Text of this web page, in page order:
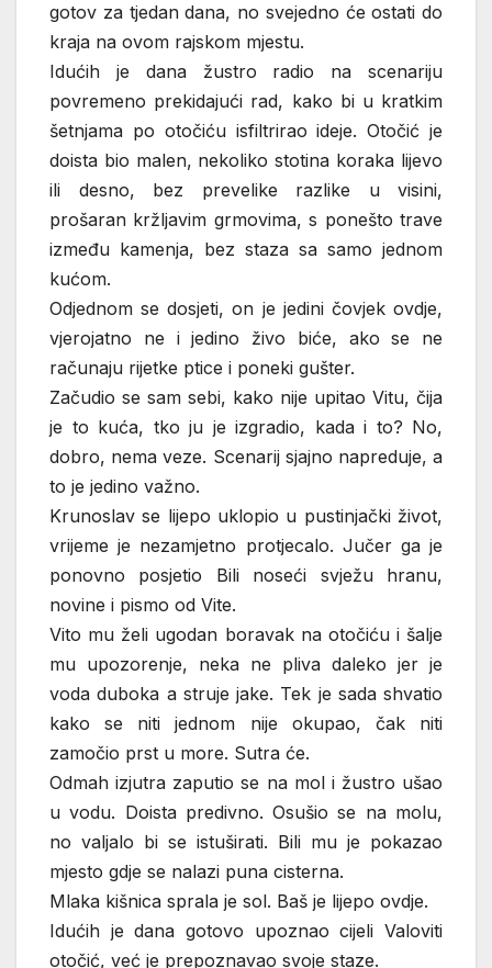
gotov za tjedan dana, no svejedno će ostati do
kraja na ovom rajskom mjestu.
Idućih je dana žustro radio na scenariju
povremeno prekidajući rad, kako bi u kratkim
šetnjama po otočiću isfiltrirao ideje. Otočić je
doista bio malen, nekoliko stotina koraka lijevo
ili desno, bez prevelike razlike u visini,
prošaran kržljavim grmovima, s ponešto trave
između kamenja, bez staza sa samo jednom
kućom.
Odjednom se dosjeti, on je jedini čovjek ovdje,
vjerojatno ne i jedino živo biće, ako se ne
računaju rijetke ptice i poneki gušter.
Začudio se sam sebi, kako nije upitao Vitu, čija
je to kuća, tko ju je izgradio, kada i to? No,
dobro, nema veze. Scenarij sjajno napreduje, a
to je jedino važno.
Krunoslav se lijepo uklopio u pustinjački život,
vrijeme je nezamjetno protjecalo. Jučer ga je
ponovno posjetio Bili noseći svježu hranu,
novine i pismo od Vite.
Vito mu želi ugodan boravak na otočiću i šalje
mu upozorenje, neka ne pliva daleko jer je
voda duboka a struje jake. Tek je sada shvatio
kako se niti jednom nije okupao, čak niti
zamočio prst u more. Sutra će.
Odmah izjutra zaputio se na mol i žustro ušao
u vodu. Doista predivno. Osušio se na molu,
no valjalo bi se istuširati. Bili mu je pokazao
mjesto gdje se nalazi puna cisterna.
Mlaka kišnica sprala je sol. Baš je lijepo ovdje.
Idućih je dana gotovo upoznao cijeli Valoviti
otočić, već je prepoznavao svoje staze.